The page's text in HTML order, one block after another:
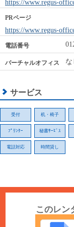
https://www.regus-
PRページ
https://www.regus-
電話番号
バーチャルオフィス な
サービス
受付 机・椅子
ﾌﾟﾘﾝﾀｰ 秘書ｻｰﾋﾞｽ
電話対応 時間貸し
このレン
こちら